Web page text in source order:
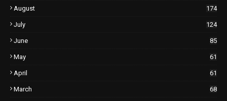
August 174
July 124
June 85
May 61
April 61
March 68